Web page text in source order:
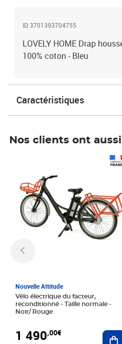
ID 3701393704755
LOVELY HOME Drap
100% coton - Bleu
Caractéristiques
Nos clients ont
Nouvelle Attitude
Vélo électrique du facteur,
reconditionné - Taille normale -
Noir/ Rouge
1 490,00€